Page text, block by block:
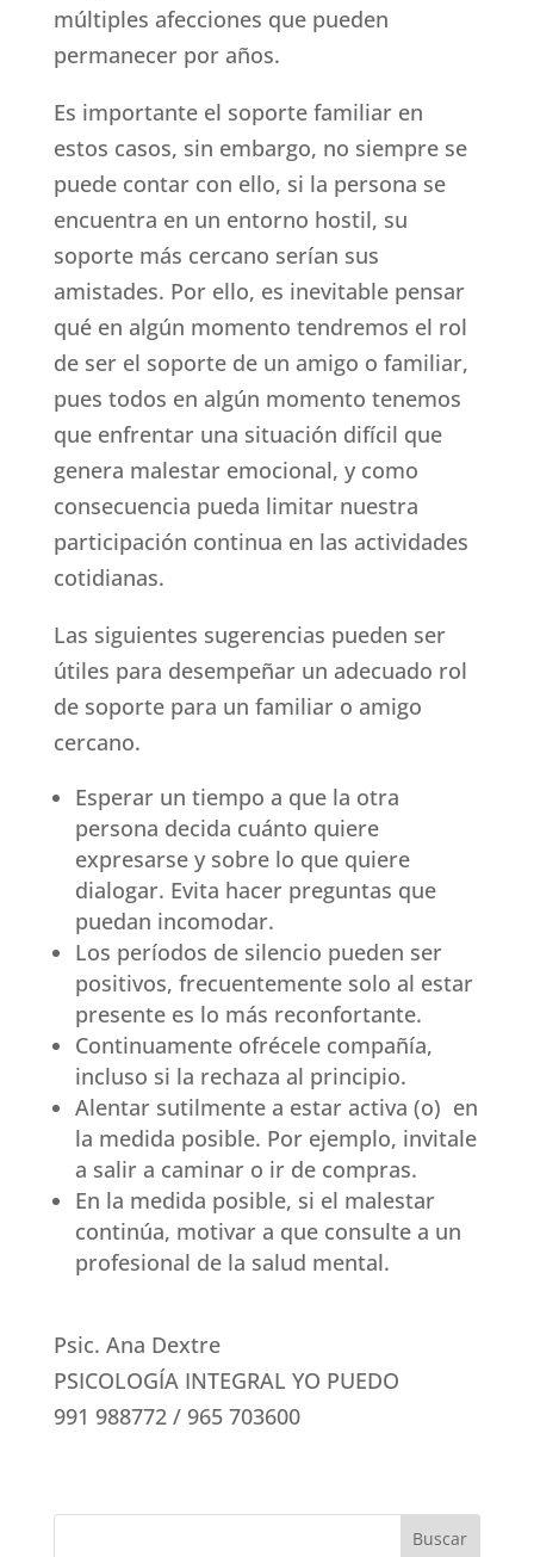
múltiples afecciones que pueden
permanecer por años.
Es importante el soporte familiar en
estos casos, sin embargo, no siempre se
puede contar con ello, si la persona se
encuentra en un entorno hostil, su
soporte más cercano serían sus
amistades. Por ello, es inevitable pensar
qué en algún momento tendremos el rol
de ser el soporte de un amigo o familiar,
pues todos en algún momento tenemos
que enfrentar una situación difícil que
genera malestar emocional, y como
consecuencia pueda limitar nuestra
participación continua en las actividades
cotidianas.
Las siguientes sugerencias pueden ser
útiles para desempeñar un adecuado rol
de soporte para un familiar o amigo
cercano.
Esperar un tiempo a que la otra
persona decida cuánto quiere
expresarse y sobre lo que quiere
dialogar. Evita hacer preguntas que
puedan incomodar.
Los períodos de silencio pueden ser
positivos, frecuentemente solo al estar
presente es lo más reconfortante.
Continuamente ofrécele compañía,
incluso si la rechaza al principio.
Alentar sutilmente a estar activa (o) en
la medida posible. Por ejemplo, invitale
a salir a caminar o ir de compras.
En la medida posible, si el malestar
continúa, motivar a que consulte a un
profesional de la salud mental.
Psic. Ana Dextre
PSICOLOGÍA INTEGRAL YO PUEDO
991 988772 / 965 703600